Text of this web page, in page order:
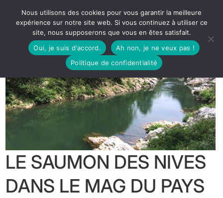
LE SAUMON DES NIVES
DANS LE MAG DU PAYS
Nous utilisons des cookies pour vous garantir la meilleure
expérience sur notre site web. Si vous continuez à utiliser ce
site, nous supposerons que vous en êtes satisfait.
Oui, je suis d'accord.
Ah non, je ne veux pas !
Politique de confidentialité